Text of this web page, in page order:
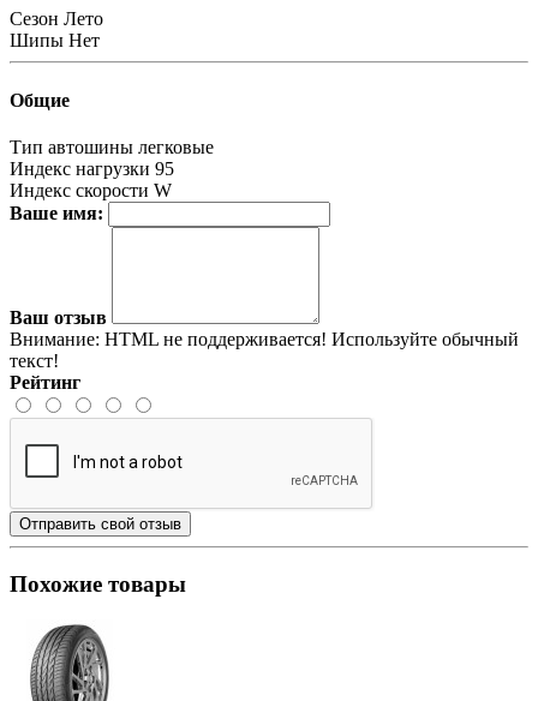
Сезон Лето
Шипы Нет
Общие
Тип автошины легковые
Индекс нагрузки 95
Индекс скорости W
Ваше имя:
Ваш отзыв
Внимание: HTML не поддерживается! Используйте обычный
текст!
Рейтинг
Отправить свой отзыв
Похожие товары